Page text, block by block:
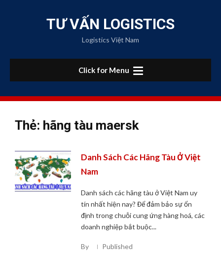
content
TƯ VẤN LOGISTICS
Logistics Việt Nam
Click for Menu
Thẻ: hãng tàu maersk
Danh Sách Các Hãng Tàu Ở Việt
Nam
Danh sách các hãng tàu ở Việt Nam uy
tín nhất hiện nay? Để đảm bảo sự ổn
định trong chuỗi cung ứng hàng hoá, các
doanh nghiệp bắt buộc...
By
Published